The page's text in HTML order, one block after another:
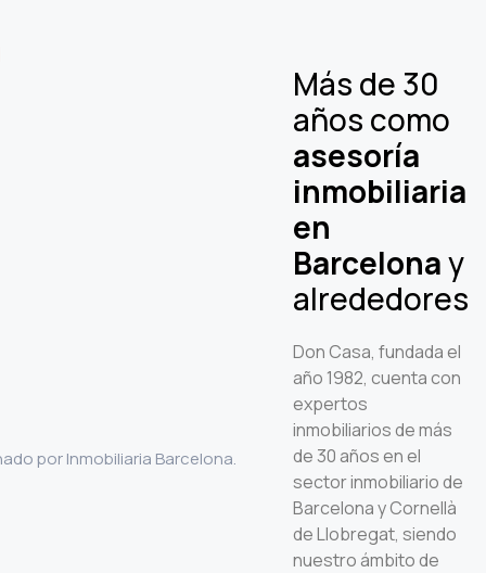
Más de 30
años como
asesoría
inmobiliaria
en
Barcelonay
alrededores
Don Casa, fundada el
año 1982, cuenta con
expertos
inmobiliarios de más
de 30 años en el
sector inmobiliario de
Barcelona y Cornellà
de Llobregat, siendo
nuestro ámbito de